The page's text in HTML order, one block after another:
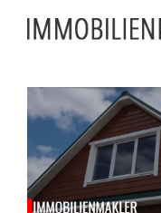
content